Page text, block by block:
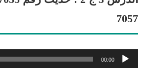
7057
مشغل
الصوت
00:00